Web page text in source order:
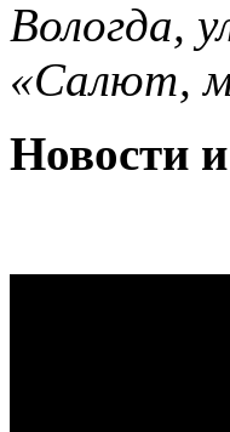
Вологда,
«Салют,
Новости